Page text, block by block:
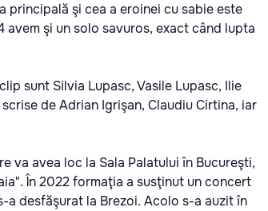
şi cea a eroinei cu sabie este
şi un solo savuros, exact când lupta
sunt Silvia Lupasc, Vasile Lupasc, Ilie
de Adrian Igrişan, Claudiu Cirtina, iar
va avea loc la Sala Palatului în Bucureşti,
În 2022 formaţia a susţinut un concert
desfăşurat la Brezoi. Acolo s-a auzit în